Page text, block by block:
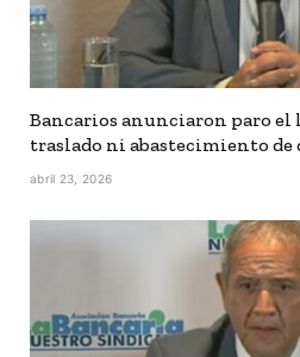
Bancarios anunciaron paro el
traslado ni abastecimiento de
abril 23, 2026